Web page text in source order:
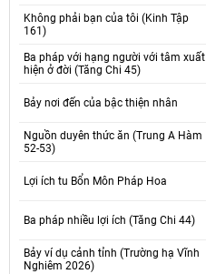
Không phải bạn của tôi (Kinh Tập
161)
Ba pháp với hạng người với tâm xuất
hiện ở đời (Tăng Chi 45)
Bảy nơi đến của bậc thiện nhân
Nguồn duyên thức ăn (Trung A Hàm
52-53)
Lợi ích tu Bổn Môn Pháp Hoa
Ba pháp nhiều lợi ích (Tăng Chi 44)
Bảy ví dụ cảnh tỉnh (Trường hạ Vĩnh
Nghiêm 2026)